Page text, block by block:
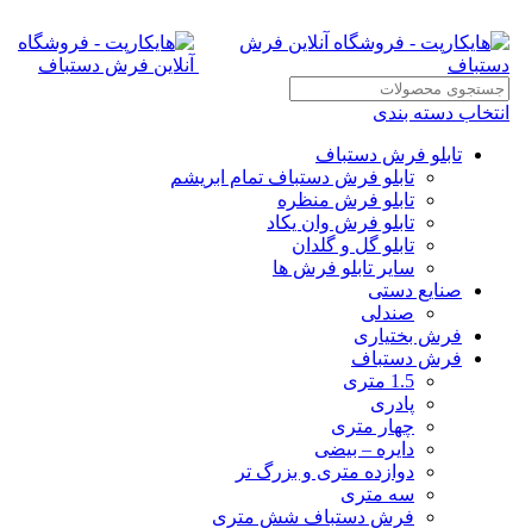
انتخاب دسته بندی
تابلو فرش دستباف
تابلو فرش دستباف تمام ابریشم
تابلو فرش منظره
تابلو فرش وان یکاد
تابلو گل و گلدان
سایر تابلو فرش ها
صنایع دستی
صندلی
فرش بختیاری
فرش دستباف
1.5 متری
پادری
چهار متری
دایره – بیضی
دوازده متری و بزرگ تر
سه متری
فرش دستباف شش متری